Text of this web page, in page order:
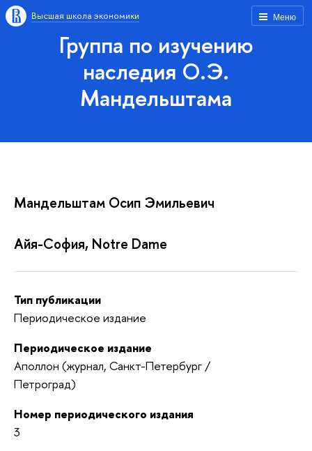
Меню
Высшая школа экономики
Группа по изучению
наследия О.Э.
Мандельштама
Мандельштам Осип Эмильевич
Айя-София, Notre Damе
Тип публикации
Периодическое издание
Периодическое издание
Аполлон (журнал, Санкт-Петербург /
Петроград)
Номер периодического издания
3